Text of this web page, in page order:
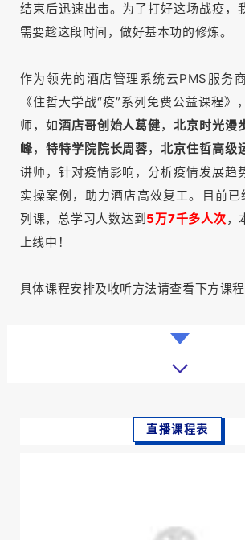
结束后迅速出击。 为了打好这场战疫，
需要趁这段时间，做好基本功的修炼。
作为领先的酒店管理系统云PMS服务
《住哲大学战“疫”系列免费公益课程》
师，如酒店哥创始人葛健，北京时光漫
峰， 特特学院院长周蓉，北京住哲高级
讲师， 针对疫情影响 ，分析疫情发展趋
实操案例，助力酒店高效复工。目前
列课，总学习人数达到5万7千多人次，
上线中！
具体课程安排及收听方法请查看下方课程
直播课程表